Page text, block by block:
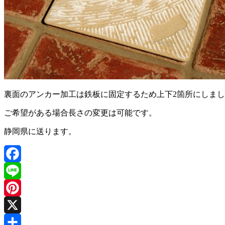
裏面のアンカー加工は鉄板に固定するため上下2箇所にしま
ご希望がある場合長さの変更は可能です。
静岡県に送ります。
Facebook
Line
Pinterest
X